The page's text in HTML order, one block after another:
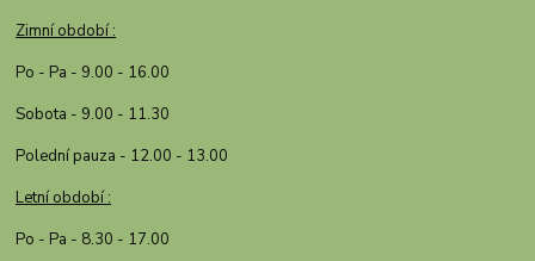
Zimní období :
Po - Pa - 9.00 - 16.00
Sobota - 9.00 - 11.30
Polední pauza - 12.00 - 13.00
Letní období :
Po - Pa - 8.30 - 17.00